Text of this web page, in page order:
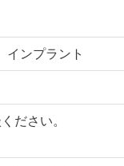
ンプラント
ださい。